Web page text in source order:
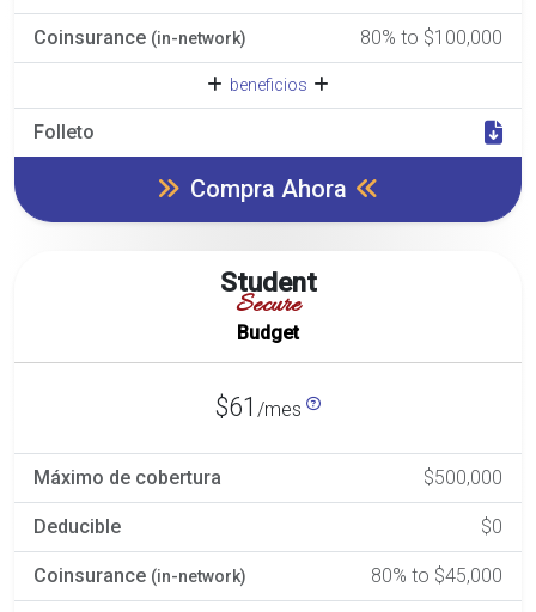
Coinsurance (in-network) 80% to $100,000
beneficios
Folleto
Compra Ahora
Student
Secure
Budget
$61 /mes
Máximo de cobertura $500,000
Deducible $0
Coinsurance (in-network) 80% to $45,000